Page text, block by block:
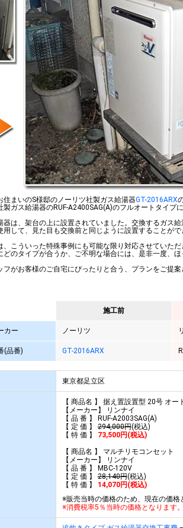
住まいのS様邸のノーリツ社製ガス給湯器GT-2016ARX
ガス給湯器のRUF-A2400SAG(A)のフルオートタイプ
器は、架台の上に設置されていました。交換するガス給
用して、見た目も交換前と同じように設置することがで
、こういった特殊事例にも可能な限り対応させていただ
どのタイプが合うか、ご不明な場合には、是非一度、ほ
フがお客様のご自宅にぴったりと合う、プランをご提案
施工前
カー ノーリツ
(品番) GT-2016ARX
東京都足立区
【 商品名 】 据え置設置型 20号 オー
【メーカー】 リンナイ
【 品 番 】 RUF-A2003SAG(A)
【 定 価 】294,000円(税込)
【 特 価 】
73,500円(税込)
【 商品名 】 マルチリモコンセット
【メーカー】 リンナイ
【 品 番 】 MBC-120V
【 定 価 】28,140円(税込)
【 特 価 】
14,070円(税込)
※販売当時の価格のため、現在の価格
※消費税率5％当時の価格となります。